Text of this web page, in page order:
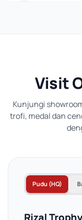
Visit
Kunjungi
trofi, medal dan
Pudu (HQ)
Rizal